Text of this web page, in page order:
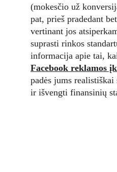
(mokesčio už
pat, prieš pradedant
vertinant jos
suprasti rinkos
informacija apie tai,
Facebook reklamos
padės jums
ir išvengti finansinių